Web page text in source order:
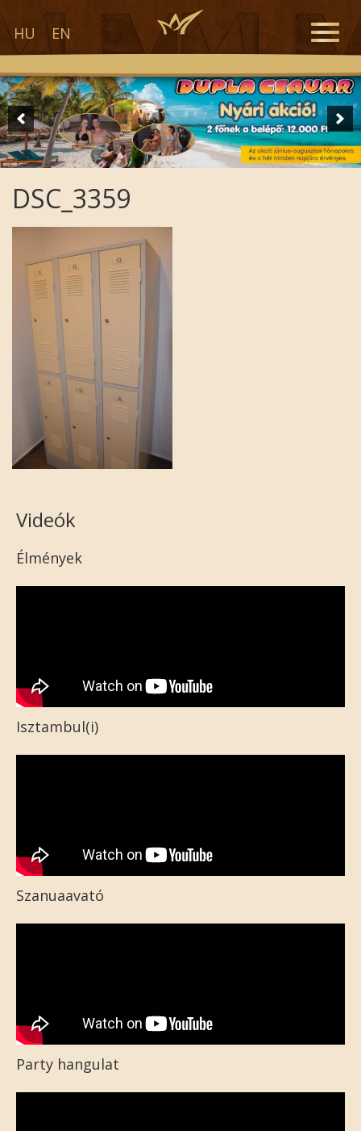
HU EN
Toggle
DSC_3359
Videók
Élmények
Isztambul(i)
Szanuaavató
Party hangulat